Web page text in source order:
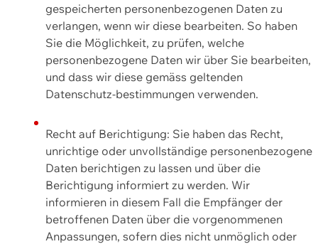
gespeicherten personenbezogenen Daten zu
verlangen, wenn wir diese bearbeiten. So haben
Sie die Möglichkeit, zu prüfen, welche
personenbezogene Daten wir über Sie bearbeiten,
und dass wir diese gemäss geltenden
Datenschutz-bestimmungen verwenden.
Recht auf Berichtigung: Sie haben das Recht,
unrichtige oder unvollständige personenbezogene
Daten berichtigen zu lassen und über die
Berichtigung informiert zu werden. Wir
informieren in diesem Fall die Empfänger der
betroffenen Daten über die vorgenommenen
Anpassungen, sofern dies nicht unmöglich oder